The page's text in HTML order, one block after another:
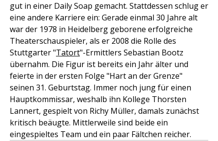
gut in einer Daily Soap gemacht. Stattdessen schlug er
eine andere Karriere ein: Gerade einmal 30 Jahre alt
war der 1978 in Heidelberg geborene erfolgreiche
Theaterschauspieler, als er 2008 die Rolle des
Stuttgarter "Tatort"-Ermittlers Sebastian Bootz
übernahm. Die Figur ist bereits ein Jahr älter und
feierte in der ersten Folge "Hart an der Grenze"
seinen 31. Geburtstag. Immer noch jung für einen
Hauptkommissar, weshalb ihn Kollege Thorsten
Lannert, gespielt von Richy Müller, damals zunächst
kritisch beäugte. Mittlerweile sind beide ein
eingespieltes Team und ein paar Fältchen reicher.